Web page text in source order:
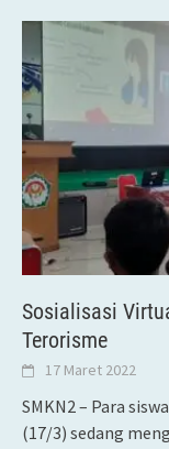
Sosialisasi
Terorisme
17 Maret 2022
SMKN2 – Para
(17/3) sedang